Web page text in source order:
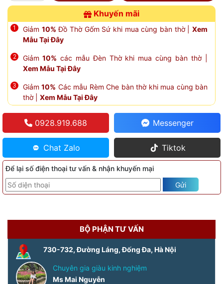
Khuyến mãi
Giảm 10% Đồ Thờ Gốm Sứ khi mua cùng bàn thờ |Xem
Mẫu Tại Đây
Giảm 10% các mẫu Đèn Thờ khi mua cùng bàn thờ |
Xem Mẫu Tại Đây
Giảm10% Các mẫu Rèm Che bàn thờ khi mua cùng bàn
thờ | Xem Mẫu Tại Đây
0928.919.688 Messenger
Chat Zalo Tiktok
Để lại số điện thoại tư vấn & nhận khuyến mại
Gửi
BỘ PHẬN TƯ VẤN
730-732, Đường Láng, Đống Đa, Hà Nội
Chuyên gia giàu kinh nghiệm
Ms Mai Nguyễn